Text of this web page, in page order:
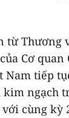
từ Thương
Cơ
Nam tiếp
ngạch
với cùng